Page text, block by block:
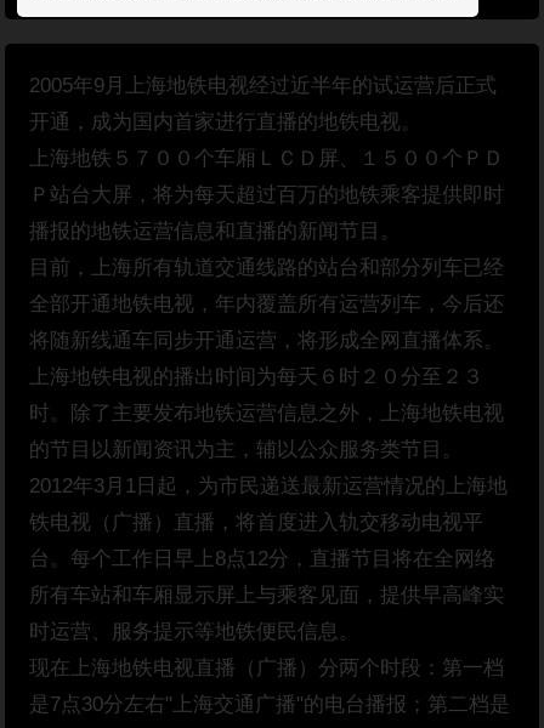
2005年9月上海地铁电视经过近半年的试运营后正式
开通，成为国内首家进行直播的地铁电视。
上海地铁５７００个车厢ＬＣＤ屏、１５００个ＰＤ
Ｐ站台大屏，将为每天超过百万的地铁乘客提供即时
播报的地铁运营信息和直播的新闻节目。
目前，上海所有轨道交通线路的站台和部分列车已经
全部开通地铁电视，年内覆盖所有运营列车，今后还
将随新线通车同步开通运营，将形成全网直播体系。
上海地铁电视的播出时间为每天６时２０分至２３
时。除了主要发布地铁运营信息之外，上海地铁电视
的节目以新闻资讯为主，辅以公众服务类节目。
2012年3月1日起，为市民递送最新运营情况的上海地
铁电视（广播）直播，将首度进入轨交移动电视平
台。每个工作日早上8点12分，直播节目将在全网络
所有车站和车厢显示屏上与乘客见面，提供早高峰实
时运营、服务提示等地铁便民信息。
现在上海地铁电视直播（广播）分两个时段：第一档
是7点30分左右"上海交通广播"的电台播报；第二档是